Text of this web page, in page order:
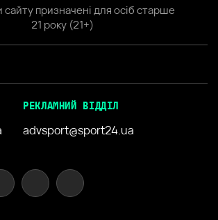
сайту призначені для осіб старше
21 року (21+)
РЕКЛАМНИЙ ВІДДІЛ
advsport@sport24.ua